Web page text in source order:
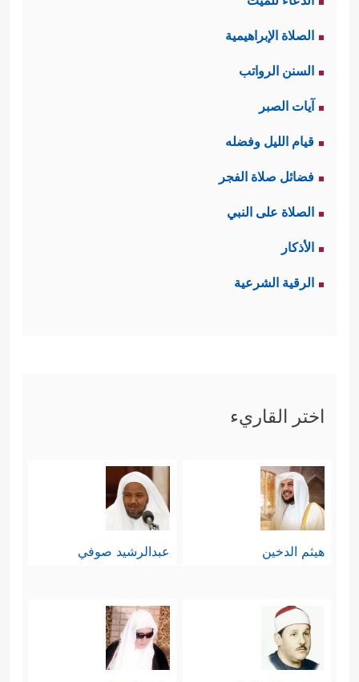
الصلاة الإبراهيمية
السنن الرواتب
آيات الصبر
قيام الليل وفضله
فضائل صلاة الفجر
الصلاة على النبي
الأذكار
الرقية الشرعية
اختر القاريء
هيثم الدخين عبدالرشيد صوفي